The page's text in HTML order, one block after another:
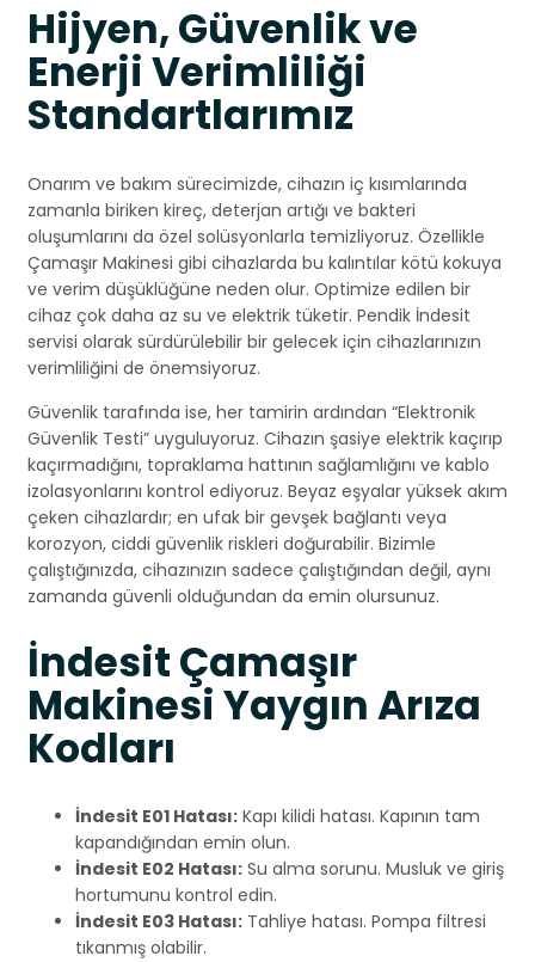
Hijyen, Güvenlik ve
Enerji Verimliliği
Standartlarımız
Onarım ve bakım sürecimizde, cihazın iç kısımlarında
zamanla biriken kireç, deterjan artığı ve bakteri
oluşumlarını da özel solüsyonlarla temizliyoruz. Özellikle
Çamaşır Makinesi gibi cihazlarda bu kalıntılar kötü kokuya
ve verim düşüklüğüne neden olur. Optimize edilen bir
cihaz çok daha az su ve elektrik tüketir. Pendik İndesit
servisi olarak sürdürülebilir bir gelecek için cihazlarınızın
verimliliğini de önemsiyoruz.
Güvenlik tarafında ise, her tamirin ardından “Elektronik
Güvenlik Testi” uyguluyoruz. Cihazın şasiye elektrik kaçırıp
kaçırmadığını, topraklama hattının sağlamlığını ve kablo
izolasyonlarını kontrol ediyoruz. Beyaz eşyalar yüksek akım
çeken cihazlardır; en ufak bir gevşek bağlantı veya
korozyon, ciddi güvenlik riskleri doğurabilir. Bizimle
çalıştığınızda, cihazınızın sadece çalıştığından değil, aynı
zamanda güvenli olduğundan da emin olursunuz.
İndesit Çamaşır
Makinesi Yaygın Arıza
Kodları
İndesit E01 Hatası: Kapı kilidi hatası. Kapının tam
kapandığından emin olun.
İndesit E02 Hatası: Su alma sorunu. Musluk ve giriş
hortumunu kontrol edin.
İndesit E03 Hatası: Tahliye hatası. Pompa filtresi
tıkanmış olabilir.